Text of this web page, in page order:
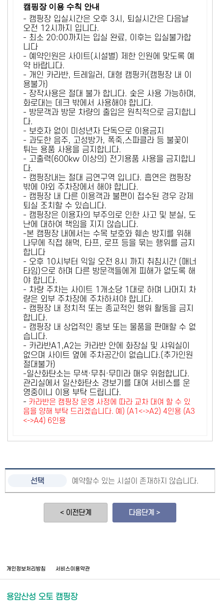
캠핑장 이용 수칙 안내
- 캠핑장 입실시간은 오후 3시, 퇴실시간은 다음날
오전 12시까지 입니다.
- 최소 20:00까지는 입실 완료, 이후는 입실불가합
니다
- 예약인원은 사이트(시설별) 제한 인원에 맞도록 예
약 바랍니다.
- 개인 카라반, 트레일러, 대형 캠핑카(캠핑장 내 이
용불가)
- 장작사용은 절대 불가 합니다. 숯은 사용 가능하며,
화로대는 데크 밖에서 사용해야 합니다.
- 방문객과 방문 차량의 출입은 원칙적으로 금지합니
다.
- 보호자 없이 미성년자 단독으로 이용금지
- 과도한 음주, 고성방가, 폭죽,스파클라 등 불꽃이
튀는 용품 사용을 금지합니다.
- 고출력(600kw 이상의) 전기용품 사용을 금지합니
다.
- 캠핑장내는 절대 금연구역 입니다. 흡연은 캠핑장
밖에 야외 주차장에서 해야 합니다.
- 캠핑장 내 다른 이용객과 불편이 접수된 경우 강제
퇴실 조치할 수 있습니다.
- 캠핑장은 이용자의 부주의로 인한 사고 및 분실, 도
난에 대하여 책임을 지지 않습니다.
-본 캠핑장 내에서는 수목 보호와 훼손 방지를 위해
나무에 직접 해먹, 타프, 로프 등을 묶는 행위를 금지
합니다
- 오후 10시부터 익일 오전 8시 까지 취침시간 (매너
타임)으로 하며 다른 방문객들에게 피해가 없도록 해
야 합니다.
- 차량 주차는 사이트 1개소당 1대로 하며 나머지 차
량은 외부 주차장에 주차하셔야 합니다.
- 캠핑장 내 정치적 또는 종교적인 행위 활동을 금지
합니다.
- 캠핑장 내 상업적인 홍보 또는 물품을 판매할 수 없
습니다.
- 카라반A1,A2는 카라반 안에 화장실 및 샤워실이
없으며 사이트 옆에 주차공간이 없습니다.(추가인원
절대불가)
-일산화탄소는 무색·무취·무미라 매우 위험합니다.
관리실에서 일산화탄소 경보기를 대여 서비스를 운
영중이니 이용 부탁 드립니다.
- 카라반은 캠핑장 운영 사정에 따라 교차 대여 할 수 있
음을 양해 부탁 드리겠습니다. 예) (A1<->A2) 4인용 (A3
<->A4) 6인용
예약할수 있는 시설이 존재하지 않습니다.
< 이전단계 다음단계 >
개인정보처리방침 서비스이용약관
용암산성 오토 캠핑장